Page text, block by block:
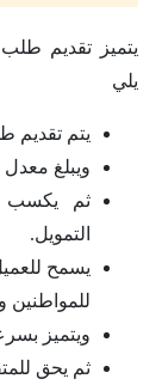
يتميز تقديم
يلي
يتم تقديم
ويبلغ معدل
التمويل.
للمواطنين و 36 شهرًا للمقيمين.
ويتميز
ثم يحق